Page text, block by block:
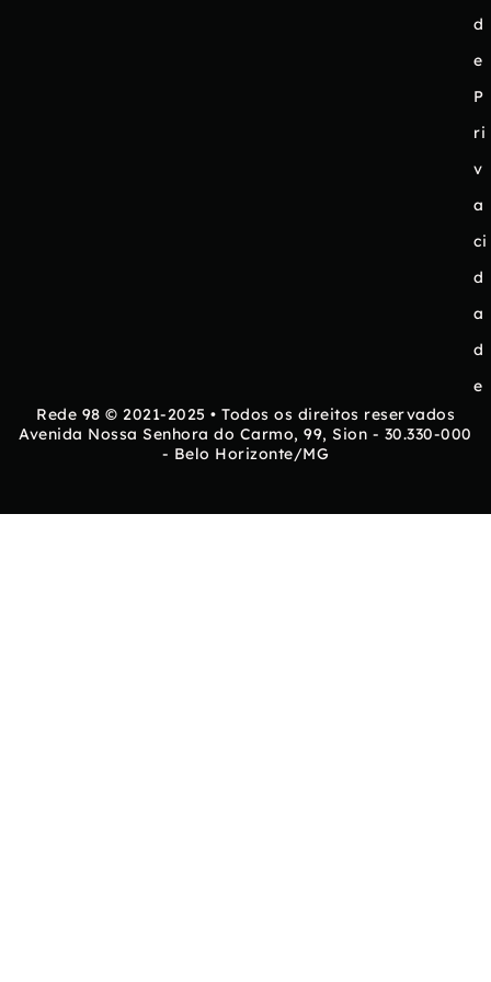
d
e
P
ri
v
a
ci
d
a
d
e
Rede 98 © 2021-2025 • Todos os direitos reservados
Avenida Nossa Senhora do Carmo, 99, Sion - 30.330-000
- Belo Horizonte/MG